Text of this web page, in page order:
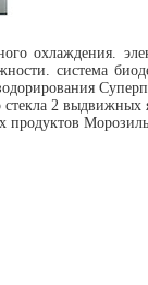
охлаждения.
система
стекла 2
продуктов